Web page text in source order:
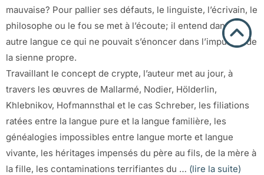
mauvaise? Pour pallier ses défauts, le linguiste, l’écrivain, le
philosophe ou le fou se met à l’écoute; il entend dans une
autre langue ce qui ne pouvait s’énoncer dans l’impureté de
la sienne propre.
Travaillant le concept de crypte, l’auteur met au jour, à
travers les œuvres de Mallarmé, Nodier, Hölderlin,
Khlebnikov, Hofmannsthal et le cas Schreber, les filiations
ratées entre la langue pure et la langue familière, les
généalogies impossibles entre langue morte et langue
vivante, les héritages impensés du père au fils, de la mère à
la fille, les contaminations terrifiantes du … (lire la suite)